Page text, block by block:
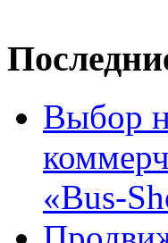
Выбор
«Bus-